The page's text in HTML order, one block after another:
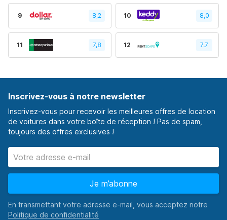
9 8,2 10 8,0
11 7,8 12 7.7
Inscrivez-vous à notre newsletter
Inscrivez-vous pour recevoir les meilleures offres de location
de voitures dans votre boîte de réception ! Pas de spam,
toujours des offres exclusives !
Je m’abonne
En transmettant votre adresse e-mail, vous acceptez notre